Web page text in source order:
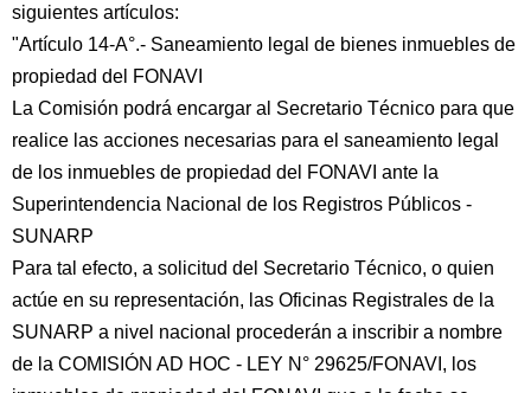
siguientes artículos:
"Artículo 14-A°.- Saneamiento legal de bienes inmuebles de
propiedad del FONAVI
La Comisión podrá encargar al Secretario Técnico para que
realice las acciones necesarias para el saneamiento legal
de los inmuebles de propiedad del FONAVI ante la
Superintendencia Nacional de los Registros Públicos -
SUNARP
Para tal efecto, a solicitud del Secretario Técnico, o quien
actúe en su representación, las Oficinas Registrales de la
SUNARP a nivel nacional procederán a inscribir a nombre
de la COMISIÓN AD HOC - LEY N° 29625/FONAVI, los